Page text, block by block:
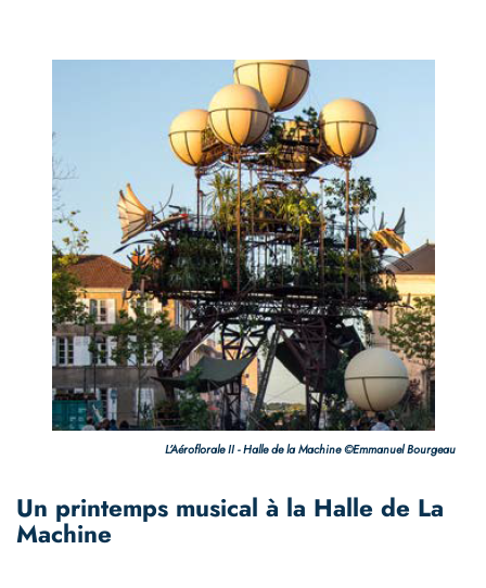
L’Aéroflorale II - Halle de la Machine ©Emmanuel Bourgeau
Un printemps musical à la Halle de La
Machine